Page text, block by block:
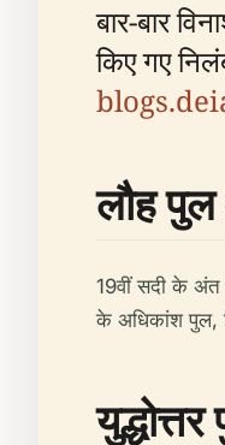
बार-बार
किए गए
लौह पुल
19वीं सदी के अंत
के अधिकांश पुल,